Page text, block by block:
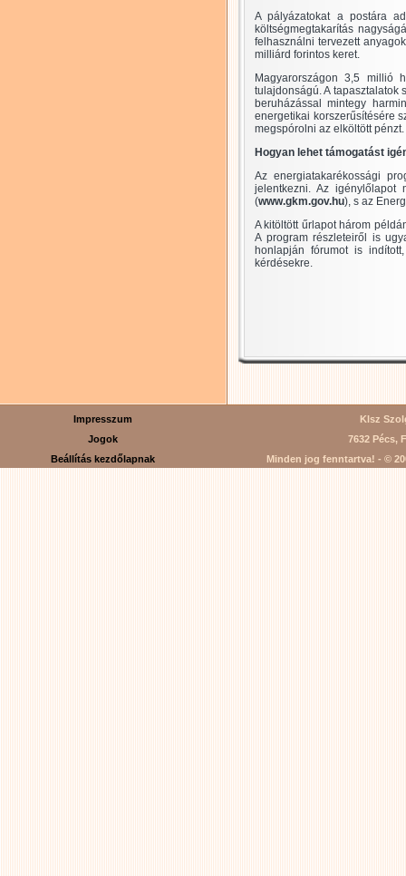
A pályázatokat a postára
költségmegtakarítás
felhasználni tervezett
milliárd forintos keret.
Magyarországon 3,5 millió
tulajdonságú. A tapasztalatok
beruházással mintegy
energetikai korszerűsítésére
megspórolni az elköltött pénzt.
Hogyan lehet támogatást
Az energiatakarékossági
jelentkezni. Az igénylőlapot
(www.gkm.gov.hu), s az
A kitöltött űrlapot három
A program részleteiről is
honlapján fórumot is
kérdésekre.
Impresszum
Klsz
Jogok
7632 Pécs,
Beállítás kezdőlapnak
Minden jog fenntartva! - ©